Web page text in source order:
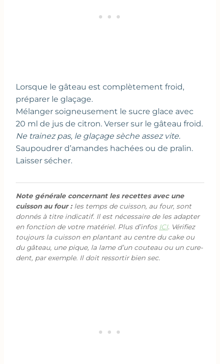
Lorsque le gâteau est complètement froid,
préparer le glaçage.
Mélanger soigneusement le sucre glace avec
20 ml de jus de citron. Verser sur le gâteau froid.
Ne trainez pas, le glaçage sèche assez vite.
Saupoudrer d’amandes hachées ou de pralin.
Laisser sécher.
Note générale concernant les recettes avec une
cuisson au four :les temps de cuisson, au four, sont
donnés à titre indicatif. Il est nécessaire de les adapter
en fonction de votre matériel. Plus d’infos ICI. Vérifiez
toujours la cuisson en plantant au centre du cake ou
du gâteau, une pique, la lame d’un couteau ou un cure-
dent, par exemple. Il doit ressortir bien sec.